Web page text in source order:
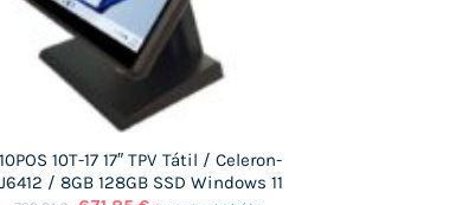
10POS 10T-17 17″ TPV Tátil / Celeron-
/ 8GB 128GB SSD Windows 11